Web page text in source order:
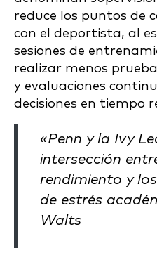
reduce los puntos de
con el deportista, al
sesiones de
realizar menos
y evaluaciones
decisiones en tiempo
«Penn y la Ivy
intersección
rendimiento y
de estrés
Walts